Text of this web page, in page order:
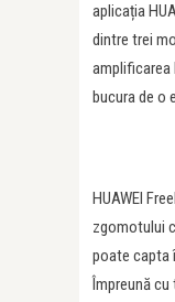
aplicația
dintre trei
amplificarea
bucura de o
HUAWEI
zgomotului
poate capta
Împreună